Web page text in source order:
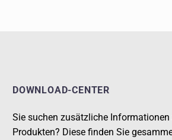
DOWNLOAD-CENTER
Sie suchen zusätzliche Informationen
Produkten? Diese finden Sie